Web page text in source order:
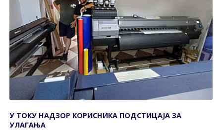
У ТОКУ НАДЗОР КОРИСНИКА ПОДСТИЦАЈА ЗА
УЛАГАЊА